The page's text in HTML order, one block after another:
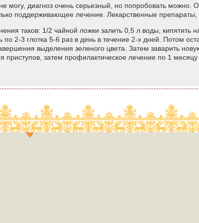
не могу, диагноз очень серьезный, но попробовать
поддерживающее лечение. Лекарственные
таков: 1/2 чайной ложки залить 0,5 л воды, кипятить
2-3 глотка 5-6 раз в день в течение 2-х дней. Потом
выделения зеленого цвета. Затем заварить
затем профилактическое лечение по 1 месяцу